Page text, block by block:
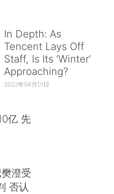
In Depth: As
Tencent Lays Off
Staff, Is Its ‘Winter’
Approaching?
2022年04月01日
亿 先
澄受
否认